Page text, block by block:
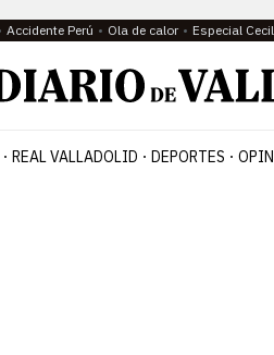
Accidente Perú Ola de calor Especial
REAL VALLADOLID DEPORTES